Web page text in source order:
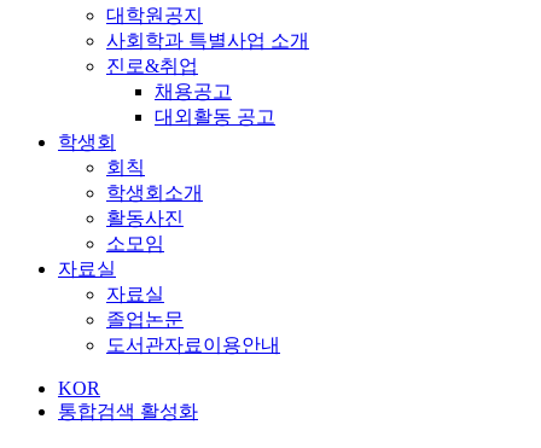
대학원공지
사회학과 특별사업 소개
진로&취업
채용공고
대외활동 공고
학생회
회칙
학생회소개
활동사진
소모임
자료실
자료실
졸업논문
도서관자료이용안내
KOR
통합검색 활성화